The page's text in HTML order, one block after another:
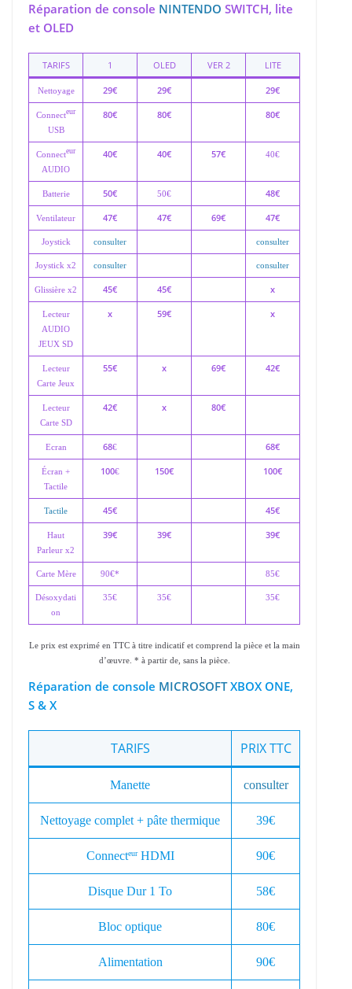
Réparation de console NINTENDO SWITCH, lite
et OLED
TARIFS 1 OLED VER 2 LITE
Nettoyage 29€ 29€ 29€
Connecteur
USB
80€ 80€ 80€
Connecteur
AUDIO
40€ 40€ 57€ 40€
Batterie 50€ 50€ 48€
Ventilateur 47€ 47€ 69€ 47€
Joystick consulter consulter
Joystick x2 consulter consulter
Glissière x2 45€ 45€ x
Lecteur
AUDIO
JEUX SD
x 59€ x
Lecteur
Carte Jeux
55€ x 69€ 42€
Lecteur
Carte SD
42€ x 80€
Ecran 68€ 68€
Écran +
Tactile
100€ 150€ 100€
Tactile 45€ 45€
Haut
Parleur x2
39€ 39€ 39€
Carte Mère 90€* 85€
Désoxydati
on
35€ 35€ 35€
Le prix est exprimé en TTC à titre indicatif et comprend la pièce et la main
d’œuvre. * à partir de, sans la pièce.
Réparation de console MICROSOFTXBOX ONE,
S & X
TARIFS PRIX TTC
Manette consulter
Nettoyage complet + pâte thermique 39€
ConnecteurHDMI 90€
Disque Dur 1 To 58€
Bloc optique 80€
Alimentation 90€